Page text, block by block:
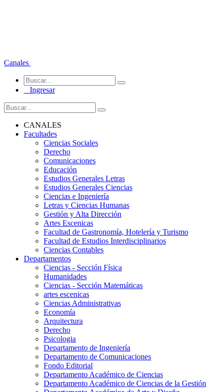
Canales
Ingresar
CANALES
Facultades
Ciencias Sociales
Derecho
Comunicaciones
Educación
Estudios Generales Letras
Estudios Generales Ciencias
Ciencias e Ingeniería
Letras y Ciencias Humanas
Gestión y Alta Dirección
Artes Escenicas
Facultad de Gastronomía, Hotelería y Turismo
Facultad de Estudios Interdisciplinarios
Ciencias Contables
Departamentos
Ciencias - Sección Física
Humanidades
Ciencias - Sección Matemáticas
artes escenicas
Ciencias Administrativas
Economía
Arquitectura
Derecho
Psicologia
Departamento de Ingeniería
Departamento de Comunicaciones
Fondo Editorial
Departamento Académico de Ciencias
Departamento Académico de Ciencias de la Gestión